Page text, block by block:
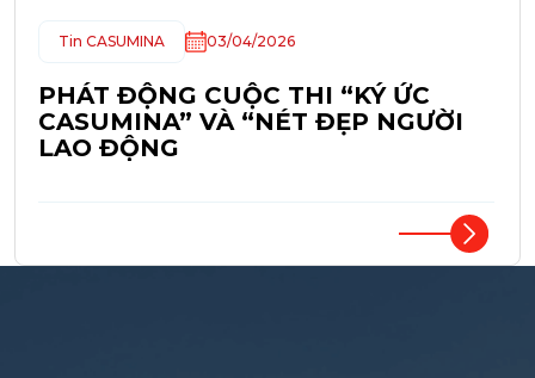
Tin CASUMINA 03/04/2026
PHÁT ĐỘNG CUỘC THI “KÝ ỨC
CASUMINA” VÀ “NÉT ĐẸP NGƯỜI
LAO ĐỘNG